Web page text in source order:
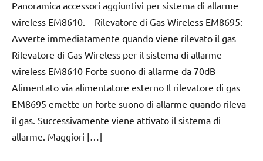
Ottobre
2016
Bassanelli
Panoramica accessori aggiuntivi per sistema di allarme
wireless EM8610. Rilevatore di Gas Wireless EM8695:
Avverte immediatamente quando viene rilevato il gas
Rilevatore di Gas Wireless per il sistema di allarme
wireless EM8610 Forte suono di allarme da 70dB
Alimentato via alimentatore esterno Il rilevatore di gas
EM8695 emette un forte suono di allarme quando rileva
il gas. Successivamente viene attivato il sistema di
allarme. Maggiori […]